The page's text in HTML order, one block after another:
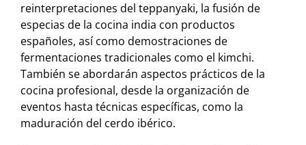
reinterpretaciones del teppanyaki, la fusión de
especias de la cocina india con productos
españoles, así como demostraciones de
fermentaciones tradicionales como el kimchi.
También se abordarán aspectos prácticos de la
cocina profesional, desde la organización de
eventos hasta técnicas específicas, como la
maduración del cerdo ibérico.